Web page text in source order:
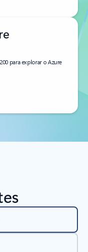
para explorar o Azure